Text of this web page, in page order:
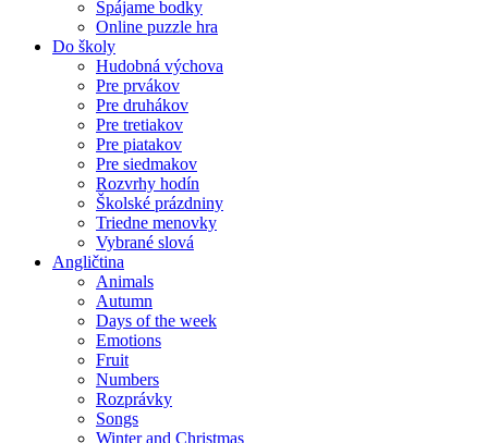
Spájame bodky
Online puzzle hra
Do školy
Hudobná výchova
Pre prvákov
Pre druhákov
Pre tretiakov
Pre piatakov
Pre siedmakov
Rozvrhy hodín
Školské prázdniny
Triedne menovky
Vybrané slová
Angličtina
Animals
Autumn
Days of the week
Emotions
Fruit
Numbers
Rozprávky
Songs
Winter and Christmas